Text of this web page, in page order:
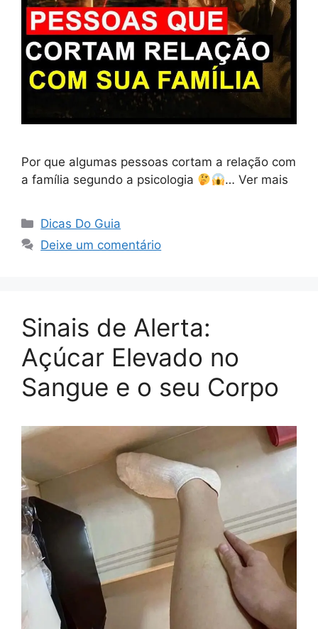
Por que algumas pessoas cortam a relação com
a família segundo a psicologia
… Ver mais
Categorias
Dicas Do Guia
Deixe um comentário
Sinais de Alerta:
Açúcar Elevado no
Sangue e o seu Corpo